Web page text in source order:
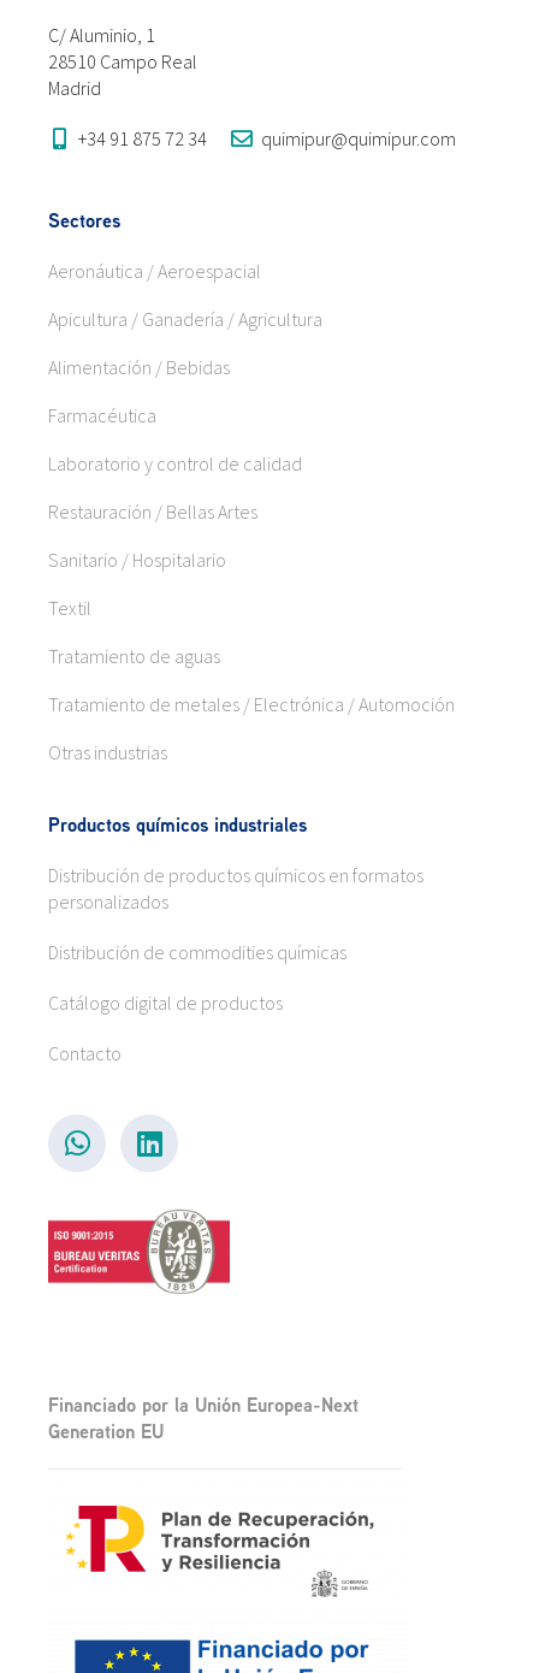
C/ Aluminio, 1
28510 Campo Real
Madrid
+34 91 875 72 34 quimipur@quimipur.com
Sectores
Aeronáutica / Aeroespacial
Apicultura / Ganadería / Agricultura
Alimentación / Bebidas
Farmacéutica
Laboratorio y control de calidad
Restauración / Bellas Artes
Sanitario / Hospitalario
Textil
Tratamiento de aguas
Tratamiento de metales / Electrónica / Automoción
Otras industrias
Productos químicos industriales
Distribución de productos químicos en formatos
personalizados
Distribución de commodities químicas
Catálogo digital de productos
Contacto
Financiado por la Unión Europea-Next
Generation EU